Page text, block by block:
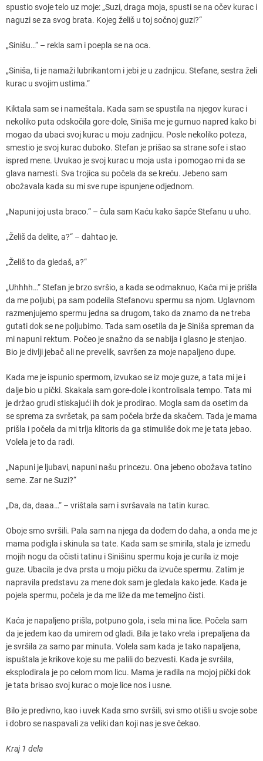
spustio svoje telo uz moje: „Suzi, draga moja, spusti se na očev kurac i
naguzi se za svog brata. Kojeg želiš u toj sočnoj guzi?“
„Sinišu…“ – rekla sam i poepla se na oca.
„Siniša, ti je namaži lubrikantom i jebi je u zadnjicu. Stefane, sestra želi
kurac u svojim ustima.“
Kiktala sam se i nameštala. Kada sam se spustila na njegov kurac i
nekoliko puta odskočila gore-dole, Siniša me je gurnuo napred kako bi
mogao da ubaci svoj kurac u moju zadnjicu. Posle nekoliko poteza,
smestio je svoj kurac duboko. Stefan je prišao sa strane sofe i stao
ispred mene. Uvukao je svoj kurac u moja usta i pomogao mi da se
glava namesti. Sva trojica su počela da se kreću. Jebeno sam
obožavala kada su mi sve rupe ispunjene odjednom.
„Napuni joj usta braco.“ – čula sam Kaću kako šapće Stefanu u uho.
„Želiš da delite, a?“ – dahtao je.
„Želiš to da gledaš, a?“
„Uhhhh…“ Stefan je brzo svršio, a kada se odmaknuo, Kaća mi je prišla
da me poljubi, pa sam podelila Stefanovu spermu sa njom. Uglavnom
razmenjujemo spermu jedna sa drugom, tako da znamo da ne treba
gutati dok se ne poljubimo. Tada sam osetila da je Siniša spreman da
mi napuni rektum. Počeo je snažno da se nabija i glasno je stenjao.
Bio je divlji jebač ali ne prevelik, savršen za moje napaljeno dupe.
Kada me je ispunio spermom, izvukao se iz moje guze, a tata mi je i
dalje bio u pički. Skakala sam gore-dole i kontrolisala tempo. Tata mi
je držao grudi stiskajući ih dok je prodirao. Mogla sam da osetim da
se sprema za svršetak, pa sam počela brže da skačem. Tada je mama
prišla i počela da mi trlja klitoris da ga stimuliše dok me je tata jebao.
Volela je to da radi.
„Napuni je ljubavi, napuni našu princezu. Ona jebeno obožava tatino
seme. Zar ne Suzi?“
„Da, da, daaa…“ – vrištala sam i svršavala na tatin kurac.
Oboje smo svršili. Pala sam na njega da dođem do daha, a onda me je
mama podigla i skinula sa tate. Kada sam se smirila, stala je između
mojih nogu da očisti tatinu i Sinišinu spermu koja je curila iz moje
guze. Ubacila je dva prsta u moju pičku da izvuče spermu. Zatim je
napravila predstavu za mene dok sam je gledala kako jede. Kada je
pojela spermu, počela je da me liže da me temeljno čisti.
Kaća je napaljeno prišla, potpuno gola, i sela mi na lice. Počela sam
da je jedem kao da umirem od gladi. Bila je tako vrela i prepaljena da
je svršila za samo par minuta. Volela sam kada je tako napaljena,
ispuštala je krikove koje su me palili do bezvesti. Kada je svršila,
eksplodirala je po celom mom licu. Mama je radila na mojoj pički dok
je tata brisao svoj kurac o moje lice nos i usne.
Bilo je predivno, kao i uvek Kada smo svršili, svi smo otišli u svoje sobe
i dobro se naspavali za veliki dan koji nas je sve čekao.
Kraj 1 dela